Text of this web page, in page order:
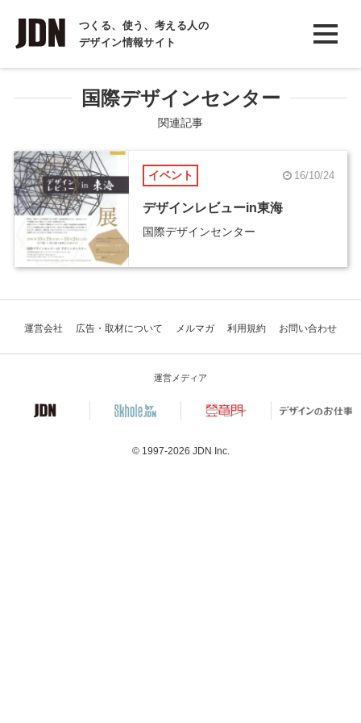
つくる、使う、考える人の
デザイン情報サイト
INTERVIEW
インタビュー
REPORT
COLUMN
コラム
国際デザインセンター
関連記事
イベント 16/10/24
デザインレビューin東海
国際デザインセンター
運営会社 広告・取材について メルマガ 利用規約 お問い合わせ
運営メディア
© 1997-2026 JDN Inc.